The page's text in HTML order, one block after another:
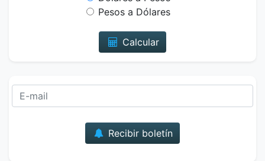
Pesos a Dólares
Calcular
Recibir boletín